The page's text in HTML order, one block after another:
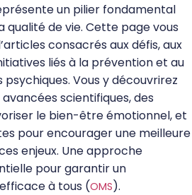
un pilier fondamental
qualité de vie. Cette page vous
consacrés aux défis, aux
liés à la prévention et au
Vous y découvrirez
scientifiques, des
le bien-être émotionnel, et
pour encourager une meilleure
enjeux. Une approche
pour garantir un
à tous (OMS).